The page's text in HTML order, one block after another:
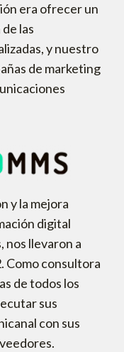
era ofrecer un
las
y nuestro
de marketing
y la mejora
digital
nos llevaron a
Como consultora
de todos los
sus
con sus